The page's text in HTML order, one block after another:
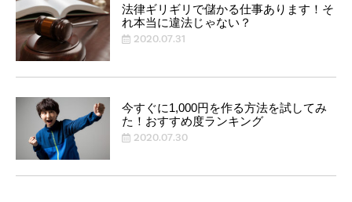
法律ギリギリで儲かる仕事あります！そ
れ本当に違法じゃない？
2020.07.31
今すぐに1,000円を作る方法を試してみ
た！おすすめ度ランキング
2020.07.30